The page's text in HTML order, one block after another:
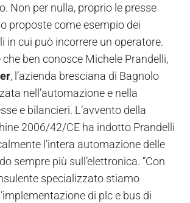
Non per nulla, proprio le presse
proposte come esempio dei
in cui può incorrere un operatore.
ben conosce Michele Prandelli,
, l’azienda bresciana di Bagnolo
nell’automazione e nella
e bilancieri. L’avvento della
2006/42/CE ha indotto Prandelli
l’intera automazione delle
sempre più sull’elettronica. “Con
specializzato stiamo
di plc e bus di